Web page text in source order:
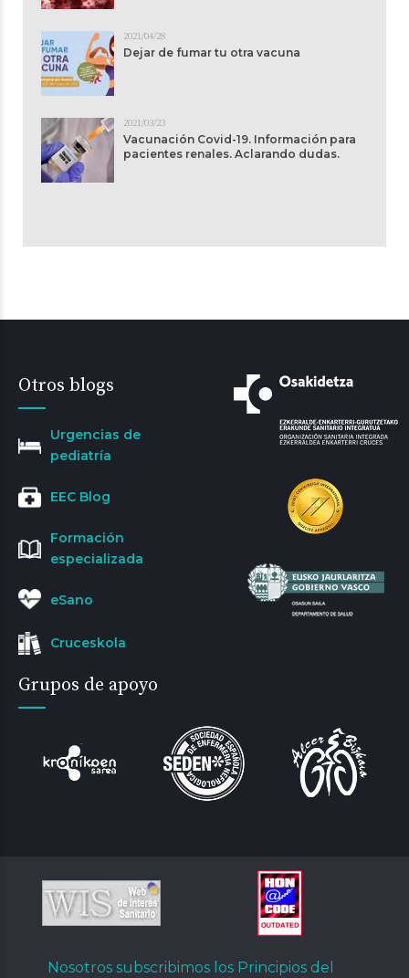
2021/04/28
Dejar de fumar tu otra vacuna
2021/03/23
Vacunación Covid-19. Información para
pacientes renales. Aclarando dudas.
Otros blogs
Urgencias de
pediatría
EEC Blog
Formación
especializada
eSano
Cruceskola
Grupos de apoyo
Nosotros subscribimos los Principios del